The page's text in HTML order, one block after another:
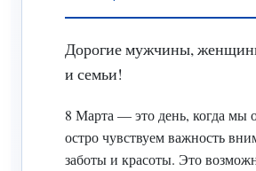
Дорогие мужчины,
и семьи!
8 Марта — это день, когда мы
остро чувствуем важность
заботы и красоты. Это